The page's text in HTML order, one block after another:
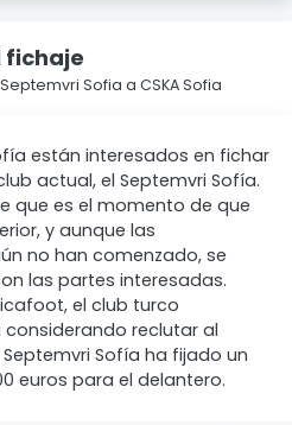
fichaje
Sofia a CSKA Sofia
están interesados en fichar
actual, el Septemvri Sofía.
que es el momento de que
y aunque las
no han comenzado, se
las partes interesadas.
el club turco
reclutar al
Sofía ha fijado un
euros para el delantero.